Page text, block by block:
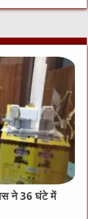
ने 36 घंटे में